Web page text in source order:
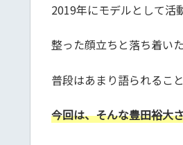
2019年にモデルとして活
整った顔立ちと落ち着い
普段はあまり語られるこ
今回は、そんな豊田裕大